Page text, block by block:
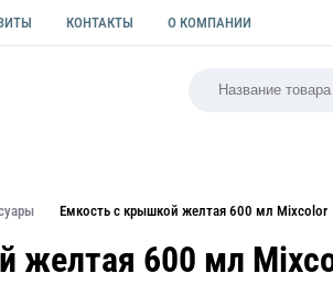
КОНТАКТЫ О КОМПАНИИ
Емкость с крышкой желтая 600 мл Mixcolor
желтая 600 мл